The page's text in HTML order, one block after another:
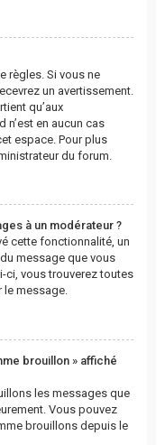
règles. Si vous ne
un avertissement.
qu’aux
n’est en aucun cas
espace. Pour plus
du forum.
à un modérateur ?
cette fonctionnalité, un
message que vous
ci, vous trouverez toutes
le message.
brouillon » affiché
les messages que
Vous pouvez
brouillons depuis le